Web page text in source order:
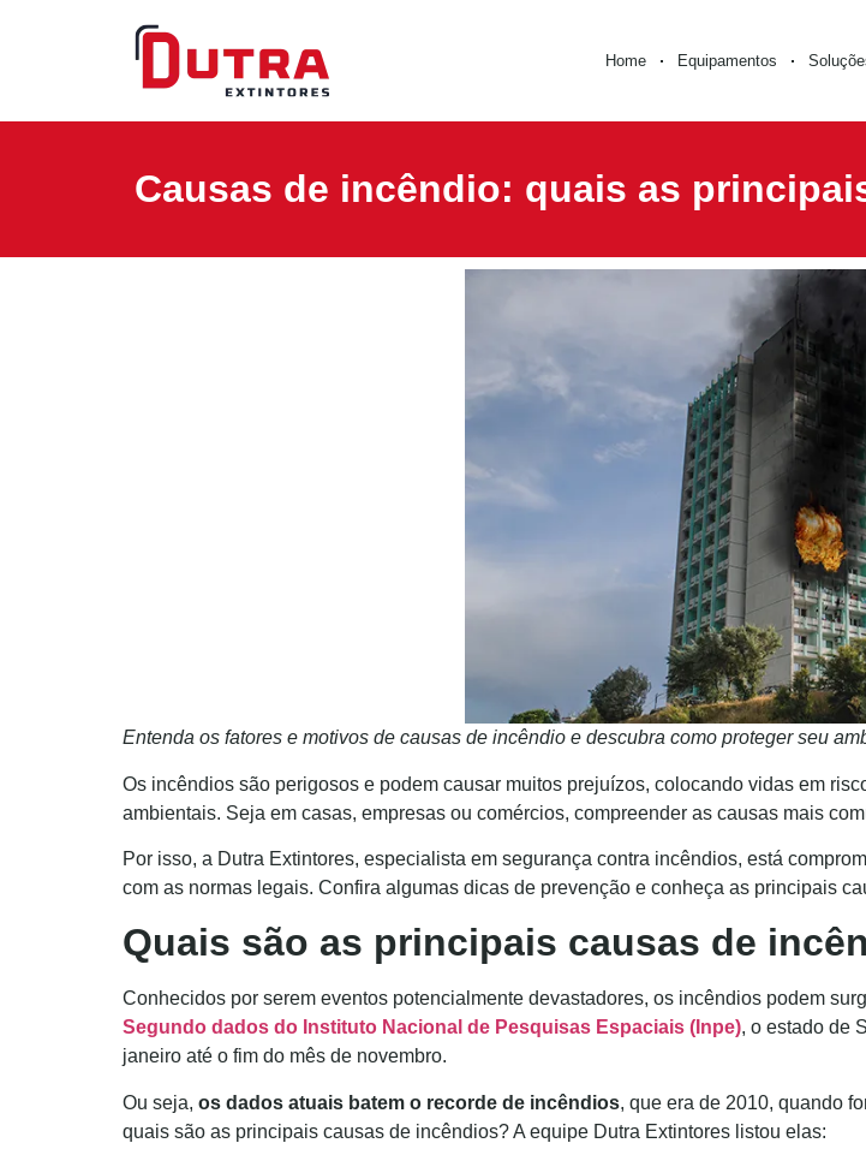
Home Equipamentos
Causas de incêndio: quais as
Entenda os fatores e motivos de causas de incêndio e descubra como proteger seu
Os incêndios são perigosos e podem causar muitos prejuízos, colocando vidas em
ambientais. Seja em casas, empresas ou comércios, compreender as causas mais
Por isso, a Dutra Extintores, especialista em segurança contra incêndios, está
com as normas legais. Confira algumas dicas de prevenção e conheça as principais
Quais são as principais causas de
Conhecidos por serem eventos potencialmente devastadores, os incêndios podem
Segundo dados do Instituto Nacional de Pesquisas Espaciais (Inpe), o estado de
janeiro até o fim do mês de novembro.
Ou seja, os dados atuais batem o recorde de incêndios, que era de 2010, quando
quais são as principais causas de incêndios? A equipe Dutra Extintores listou elas: